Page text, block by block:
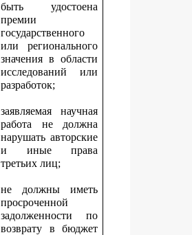
быть удостоена
премии
государственного
или регионального
значения в области
исследований или
разработок;
заявляемая научная
работа не должна
нарушать авторские
и иные права
третьих лиц;
не должны иметь
просроченной
задолженности по
возврату в бюджет